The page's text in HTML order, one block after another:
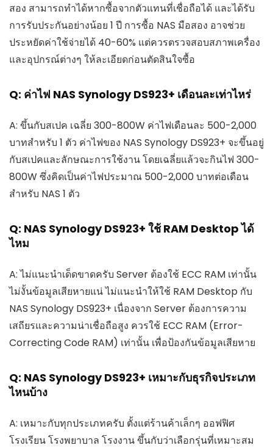
สอง สามารถทำได้หากซื้อจากตัวแทนที่เชื่อถือได้ และได้รับ
การรับประกันอย่างน้อย 1 ปี การซื้อ NAS มือสอง อาจช่วย
ประหยัดค่าใช้จ่ายได้ 40-60% แต่ควรตรวจสอบสภาพเครื่อง
และอุปกรณ์ต่างๆ ให้ละเอียดก่อนตัดสินใจซื้อ
Q: ค่าไฟ NAS Synology DS923+ เดือนละเท่าไหร่
A: ขึ้นกับสเปค เฉลี่ย 300-800W ค่าไฟเดือนละ 500-2,000
บาทสำหรับ 1 ตัว ค่าไฟของ NAS Synology DS923+ จะขึ้นอยู่
กับสเปคและลักษณะการใช้งาน โดยเฉลี่ยแล้วจะกินไฟ 300-
800W ซึ่งคิดเป็นค่าไฟประมาณ 500-2,000 บาทต่อเดือน
สำหรับ NAS 1 ตัว
Q: NAS Synology DS923+ ใช้ RAM Desktop ได้
ไหม
A: ไม่แนะนำเด็ดขาดครับ Server ต้องใช้ ECC RAM เท่านั้น
ไม่งั้นข้อมูลเสียหายแน่ ไม่แนะนำให้ใช้ RAM Desktop กับ
NAS Synology DS923+ เนื่องจาก Server ต้องการความ
เสถียรและความน่าเชื่อถือสูง ควรใช้ ECC RAM (Error-
Correcting Code RAM) เท่านั้น เพื่อป้องกันข้อมูลเสียหาย
Q: NAS Synology DS923+ เหมาะกับธุรกิจประเภท
ไหนบ้าง
A: เหมาะกับทุกประเภทครับ ตั้งแต่ร้านค้าเล็กๆ ออฟฟิศ
โรงเรียน โรงพยาบาล โรงงาน ขึ้นกับว่าเลือกรุ่นที่เหมาะสม